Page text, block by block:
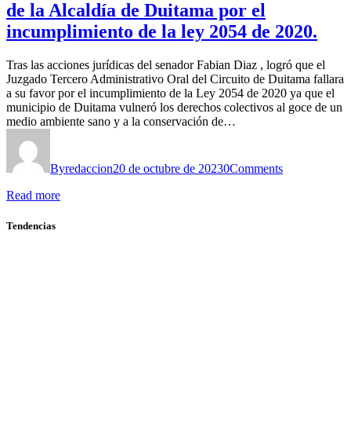
de la Alcaldía de Duitama por el
incumplimiento de la ley 2054 de 2020.
Tras las acciones jurídicas del senador Fabian Diaz , logró que el
Juzgado Tercero Administrativo Oral del Circuito de Duitama fallara
a su favor por el incumplimiento de la Ley 2054 de 2020 ya que el
municipio de Duitama vulneró los derechos colectivos al goce de un
medio ambiente sano y a la conservación de…
Byredaccion20 de octubre de 20230Comments
Read more
Tendencias